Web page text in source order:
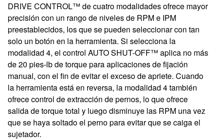
DRIVE CONTROL™ de cuatro modalidades ofrece mayor
precisión con un rango de niveles de RPM e IPM
preestablecidos, los que se pueden seleccionar con tan
solo un botón en la herramienta. Si selecciona la
modalidad 4, el control AUTO SHUT-OFF™ aplica no más
de 20 pies-lb de torque para aplicaciones de fijación
manual, con el fin de evitar el exceso de apriete. Cuando
la herramienta está en reversa, la modalidad 4 también
ofrece control de extracción de pernos, lo que ofrece
salida de torque total y luego disminuye las RPM una vez
que se haya soltado el perno para evitar que se caiga el
sujetador.